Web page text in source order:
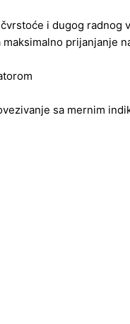
i dugog radnog
prijanjanje
sa mernim